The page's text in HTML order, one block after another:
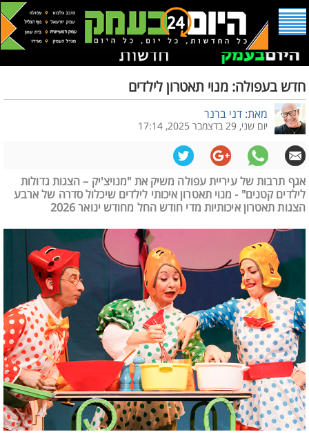
חדש בעפולה: מנוי תאטרון לילדים
מאת: דני ברנר
יום שני, 29 בדצמבר 2025, 17:14
אגף תרבות של עיריית עפולה משיק את "מנויצ'יק – הצגות גדולות
לילדים קטנים" - מנוי תאטרון איכותי לילדים שיכלול סדרה של ארבע
הצגות תאטרון איכותיות מדי חודש החל מחודש ינואר 2026